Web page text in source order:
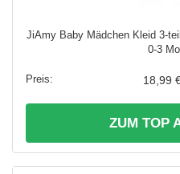
JiAmy Baby Mädchen Kleid 3-
0-3
18,99
ZUM TOP